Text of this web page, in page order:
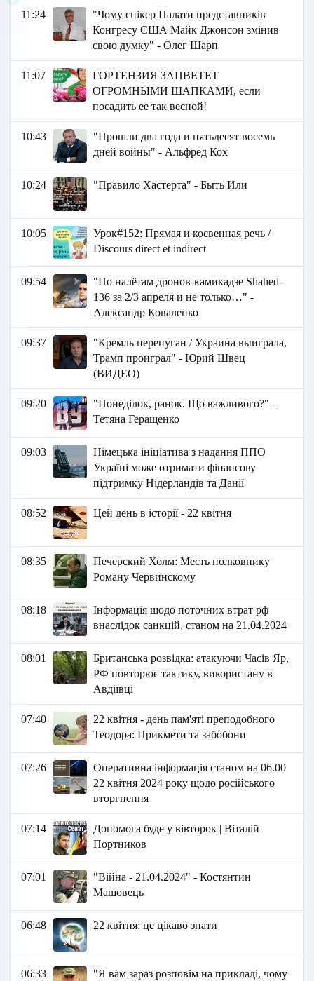
11:24
"Чому спікер Палати представників
Конгресу США Майк Джонсон змінив
свою думку" - Олег Шарп
11:07
ГОРТЕНЗИЯ ЗАЦВЕТЕТ
ОГРОМНЫМИ ШАПКАМИ, если
посадить ее так весной!
10:43
"Прошли два года и пятьдесят восемь
дней войны" - Альфред Кох
10:24 "Правило Хастерта" - Быть Или
10:05
Урок#152: Прямая и косвенная речь /
Discours direct et indirect
09:54
"По налётам дронов-камикадзе Shahed-
136 за 2/3 апреля и не только…" -
Александр Коваленко
09:37
"Кремль перепуган / Украина выиграла,
Трамп проиграл" - Юрий Швец
(ВИДЕО)
09:20
"Понеділок, ранок. Що важливого?" -
Тетяна Геращенко
09:03
Німецька ініціатива з надання ППО
Україні може отримати фінансову
підтримку Нідерландів та Данії
08:52 Цей день в історії - 22 квітня
08:35
Печерский Холм: Месть полковнику
Роману Червинскому
08:18
Інформація щодо поточних втрат рф
внаслідок санкцій, станом на 21.04.2024
08:01
Британська розвідка: атакуючи Часів Яр,
РФ повторює тактику, використану в
Авдіївці
07:40
22 квітня - день пам'яті преподобного
Теодора: Прикмети та забобони
07:26
Оперативна інформація станом на 06.00
22 квітня 2024 року щодо російського
вторгнення
07:14
Допомога буде у вівторок | Віталій
Портников
07:01
"Війна - 21.04.2024" - Костянтин
Машовець
06:48 22 квітня: це цікаво знати
06:33
"Я вам зараз розповім на прикладі, чому